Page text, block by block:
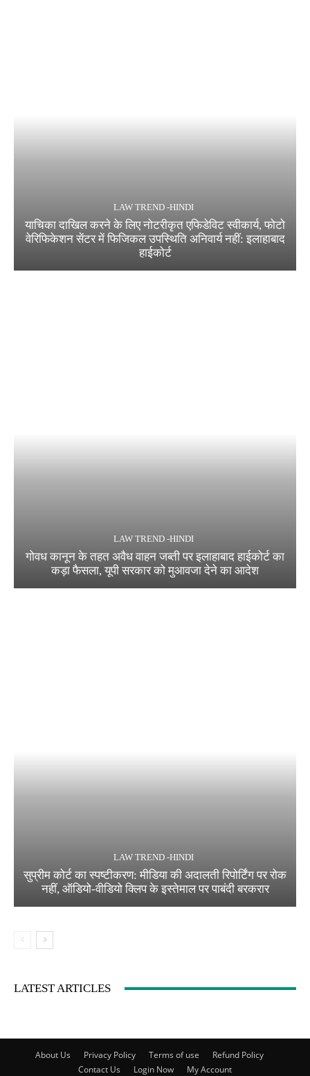
LAW TREND -HINDI
याचिका दाखिल करने के लिए नोटरीकृत एफिडेविट स्वीकार्य, फोटो
वेरिफिकेशन सेंटर में फिजिकल उपस्थिति अनिवार्य नहीं: इलाहाबाद
हाईकोर्ट
LAW TREND -HINDI
गोवध कानून के तहत अवैध वाहन जब्ती पर इलाहाबाद हाईकोर्ट का
कड़ा फैसला, यूपी सरकार को मुआवजा देने का आदेश
LAW TREND -HINDI
सुप्रीम कोर्ट का स्पष्टीकरण: मीडिया की अदालती रिपोर्टिंग पर रोक
नहीं, ऑडियो-वीडियो क्लिप के इस्तेमाल पर पाबंदी बरकरार
LATEST ARTICLES
About Us Privacy Policy Terms of use
Refund Policy
Contact Us
Login Now My Account